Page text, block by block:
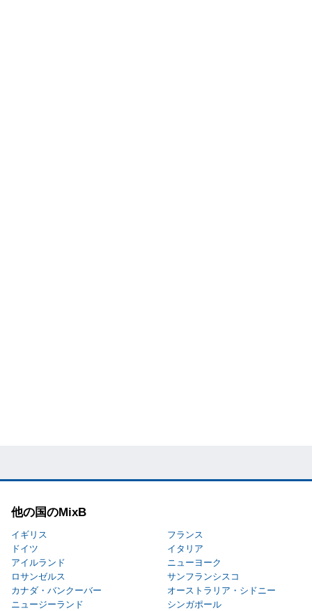
他の国のMixB
イギリス
フランス
ドイツ
イタリア
アイルランド
ニューヨーク
ロサンゼルス
サンフランシスコ
カナダ・バンクーバー
オーストラリア・シドニー
ニュージーランド
シンガポール